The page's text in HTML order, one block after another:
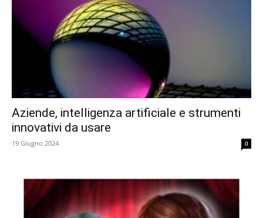
Aziende, intelligenza artificiale e strumenti
innovativi da usare
19 Giugno 2024 0